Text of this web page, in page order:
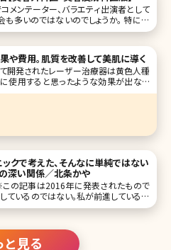
メンテーター、バラエティ出演者として
いのではないのでしょうか。 特に美
容皮膚科）まわりでは、女医さんはある
群に高いのは間違いないと思われます。
や費用。肌質を改善して美肌に導く
開発されたレーザー治療器は黄色人種
使用すると思ったような効果が出ない
イムライトは日本人の医師の協力の元、
です。 これまでレーザーや光治療器で
クで考えた、そんなに単純ではない
の深い関係／北条かや
ているのではない。私が前進しているの
知れた、孫正義氏の名言ツイートだ（2013
と見る